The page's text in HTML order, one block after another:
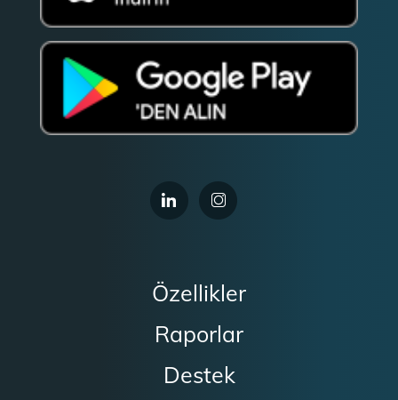
Özellikler
Raporlar
Destek